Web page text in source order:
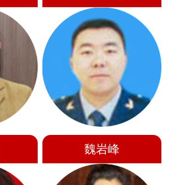
魏岩峰